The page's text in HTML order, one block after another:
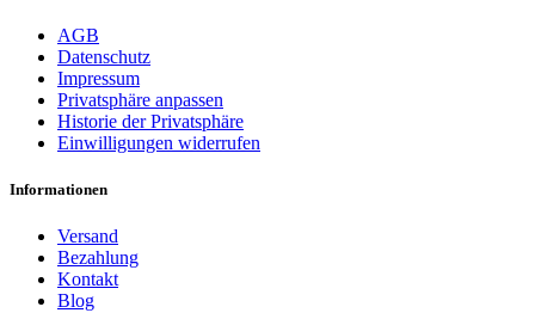
AGB
Datenschutz
Impressum
Privatsphäre anpassen
Historie der Privatsphäre
Einwilligungen widerrufen
Informationen
Versand
Bezahlung
Kontakt
Blog